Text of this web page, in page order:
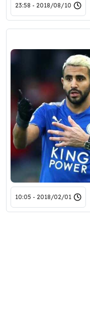
2018/08/10 - 23:58
2018/02/01 - 10:05